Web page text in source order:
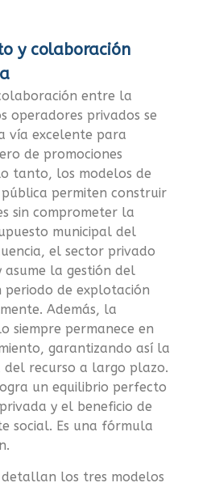
y colaboración
entre la
operadores privados se
vía excelente para
de promociones
tanto, los modelos de
permiten construir
sin comprometer la
municipal del
el sector privado
la gestión del
de explotación
Además, la
siempre permanece en
garantizando así la
recurso a largo plazo.
un equilibrio perfecto
y el beneficio de
social. Es una fórmula
los tres modelos